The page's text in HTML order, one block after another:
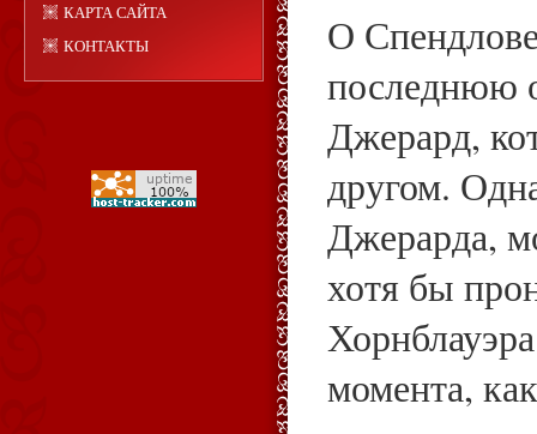
КАРТА САЙТА
КОНТАКТЫ
О
последнюю
Джерард,
другом.
Джерарда,
хотя бы
момента,